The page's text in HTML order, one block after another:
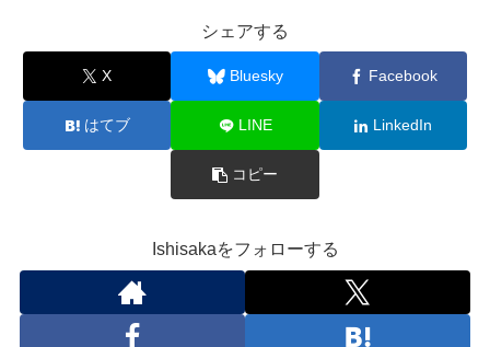
シェアする
X Bluesky Facebook
はてブ LINE LinkedIn
コピー
Ishisakaをフォローする